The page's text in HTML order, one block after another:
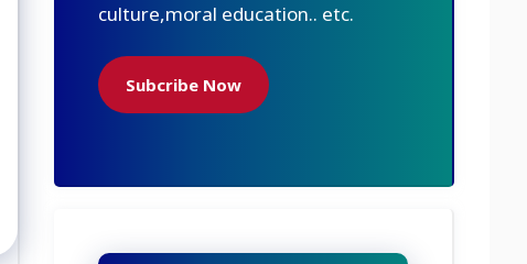
culture,moral education.. etc.
Subcribe Now